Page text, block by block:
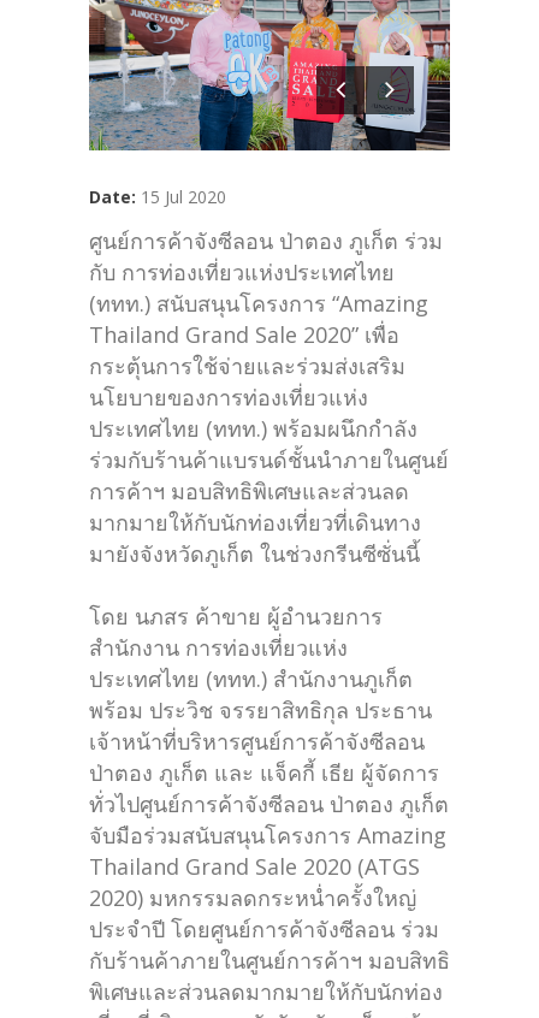
Date: 15 Jul 2020
ศูนย์การค้าจังซีลอน ป่าตอง ภูเก็ต ร่วม
กับ การท่องเที่ยวแห่งประเทศไทย
(ททท.) สนับสนุนโครงการ “Amazing
Thailand Grand Sale 2020” เพื่อ
กระตุ้นการใช้จ่ายและร่วมส่งเสริม
นโยบายของการท่องเที่ยวแห่ง
ประเทศไทย (ททท.) พร้อมผนึกกำลัง
ร่วมกับร้านค้าแบรนด์ชั้นนำภายในศูนย์
การค้าฯ มอบสิทธิพิเศษและส่วนลด
มากมายให้กับนักท่องเที่ยวที่เดินทาง
มายังจังหวัดภูเก็ต ในช่วงกรีนซีซั่นนี้
โดย นภสร ค้าขาย ผู้อำนวยการ
สำนักงาน การท่องเที่ยวแห่ง
ประเทศไทย (ททท.) สำนักงานภูเก็ต
พร้อม ประวิช จรรยาสิทธิกุล ประธาน
เจ้าหน้าที่บริหารศูนย์การค้าจังซีลอน
ป่าตอง ภูเก็ต และ แจ็คกี้ เธีย ผู้จัดการ
ทั่วไปศูนย์การค้าจังซีลอน ป่าตอง ภูเก็ต
จับมือร่วมสนับสนุนโครงการ Amazing
Thailand Grand Sale 2020 (ATGS
2020) มหกรรมลดกระหน่ำครั้งใหญ่
ประจำปี โดยศูนย์การค้าจังซีลอน ร่วม
กับร้านค้าภายในศูนย์การค้าฯ มอบสิทธิ
พิเศษและส่วนลดมากมายให้กับนักท่อง